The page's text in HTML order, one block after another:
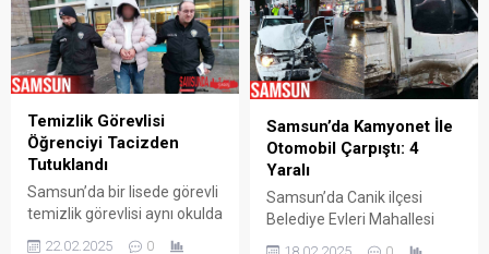
Canik ilçesi Yavuzselim
Mahallesi’nde meydana
geldi. Edinilen bilgiye göre, 6
çocuk babası Sebahattin
Coşar (69), 6 Mart günü
yaşlılık maaşını çekmek için
evinden ayrıldı. Aynı
zamanda Alzheimer
hastası...
ilçesi 200 Evler mevkisi
çevre yolu üzerinde saat
09.00 sıralarında meydana
gelen kazada edinilen
bilgiye göre, 2 araç
yağmurdan dolayı kayarak
bariyere çarptı. Yağmurdan
dolayı kayan ve bariyerlere
Temizlik Görevlisi
Öğrenciyi Tacizden
Tutuklandı
Samsun’da bir lisede görevli
temizlik görevlisi aynı okulda
22.02.2025 0
Samsun’da Kamyonet İle
Otomobil Çarpıştı: 4
Yaralı
Samsun’da Canik ilçesi
Belediye Evleri Mahallesi